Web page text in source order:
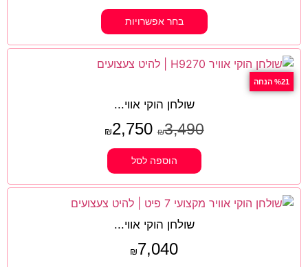
בחר אפשרויות
%21 הנחה
שולחן הוקי אווי...
₪3,490
₪2,750
הוספה לסל
שולחן הוקי אווי...
₪7,040